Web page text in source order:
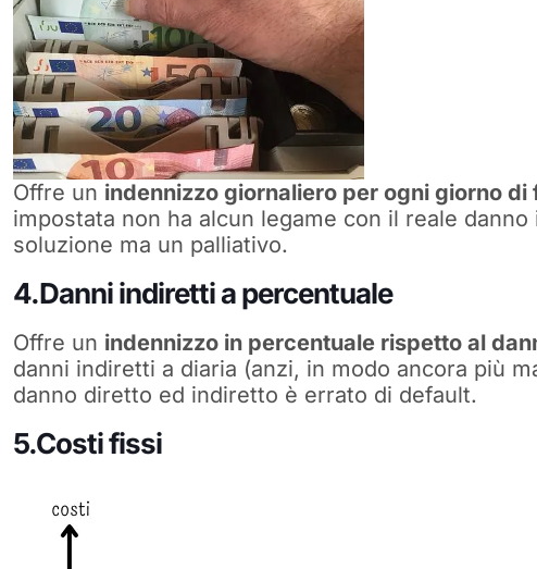
Offre un indennizzo giornaliero per ogni giorno
impostata non ha alcun legame con il reale
soluzione ma un palliativo.
4.Danni indiretti a percentuale
Offre un indennizzo in percentuale rispetto al
danni indiretti a diaria (anzi, in modo ancora più
danno diretto ed indiretto è errato di default.
5.Costi fissi